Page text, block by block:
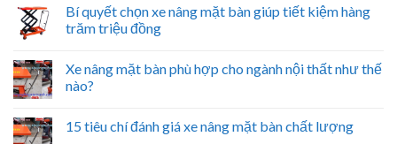
Bí quyết chọn xe nâng mặt bàn giúp tiết kiệm hàng
trăm triệu đồng
Xe nâng mặt bàn phù hợp cho ngành nội thất như thế
nào?
15 tiêu chí đánh giá xe nâng mặt bàn chất lượng